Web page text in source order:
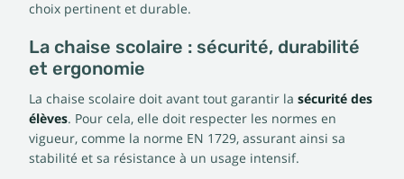
choix pertinent et durable.
La chaise scolaire : sécurité, durabilité
et ergonomie
La chaise scolaire doit avant tout garantir la sécurité des
élèves. Pour cela, elle doit respecter les normes en
vigueur, comme la norme EN 1729, assurant ainsi sa
stabilité et sa résistance à un usage intensif.